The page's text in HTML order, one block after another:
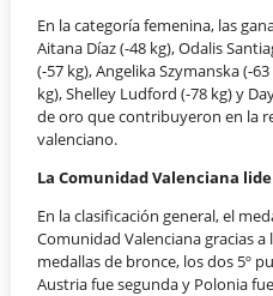
En la categoría femenina, las
Aitana Díaz (-48 kg), Odalis
(-57 kg), Angelika Szymanska (-
kg), Shelley Ludford (-78 kg) y
de oro que contribuyeron en la
valenciano.
La Comunidad Valenciana
En la clasificación general, el
Comunidad Valenciana gracias
medallas de bronce, los dos 5º
Austria fue segunda y Polonia